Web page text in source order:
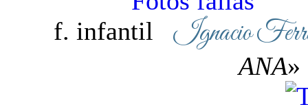
f. infantilIgnacio
ANA»